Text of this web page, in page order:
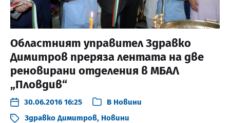
Областният управител Здравко
Димитров преряза лентата на две
реновирани отделения в МБАЛ
„Пловдив“
30.06.2016 16:25 В Новини
Здравко Димитров, Новини